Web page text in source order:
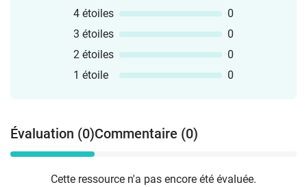
4 étoiles
0
3 étoiles
0
2 étoiles
0
1 étoile
0
Évaluation (0)Commentaire (0)
Cette ressource n'a pas encore été évaluée.